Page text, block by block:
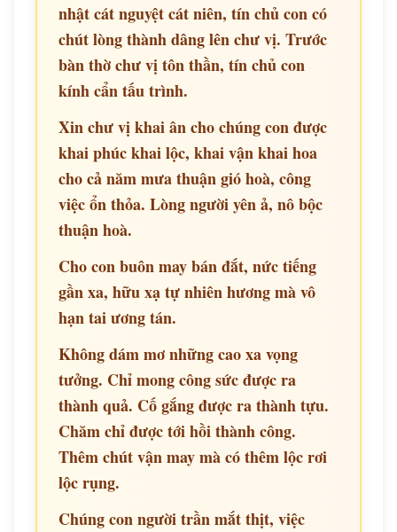
nhật cát nguyệt cát niên, tín chủ con có
chút lòng thành dâng lên chư vị. Trước
bàn thờ chư vị tôn thần, tín chủ con
kính cẩn tấu trình.
Xin chư vị khai ân cho chúng con được
khai phúc khai lộc, khai vận khai hoa
cho cả năm mưa thuận gió hoà, công
việc ổn thỏa. Lòng người yên ả, nô bộc
thuận hoà.
Cho con buôn may bán đắt, nức tiếng
gần xa, hữu xạ tự nhiên hương mà vô
hạn tai ương tán.
Không dám mơ những cao xa vọng
tưởng. Chỉ mong công sức được ra
thành quả. Cố gắng được ra thành tựu.
Chăm chỉ được tới hồi thành công.
Thêm chút vận may mà có thêm lộc rơi
lộc rụng.
Chúng con người trần mắt thịt, việc